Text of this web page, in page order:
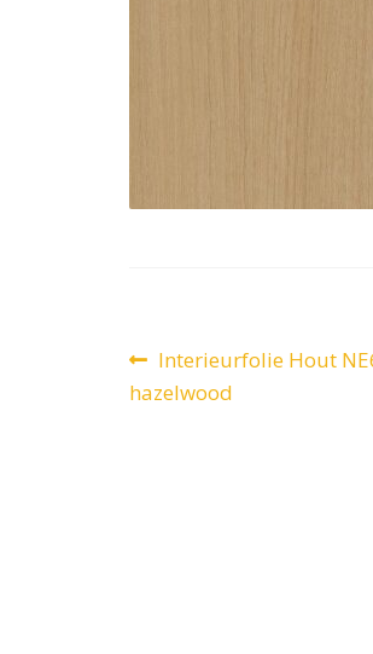
Bericht
navigatie
Vorig
bericht:
Interieurfolie Hout
hazelwood